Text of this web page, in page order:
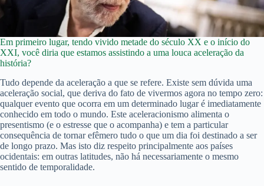
Em primeiro lugar, tendo vivido metade do século XX e o início do
XXI, você diria que estamos assistindo a uma louca aceleração da
história?
Tudo depende da aceleração a que se refere. Existe sem dúvida uma
aceleração social, que deriva do fato de vivermos agora no tempo zero:
qualquer evento que ocorra em um determinado lugar é imediatamente
conhecido em todo o mundo. Este aceleracionismo alimenta o
presentismo (e o estresse que o acompanha) e tem a particular
consequência de tornar efêmero tudo o que um dia foi destinado a ser
de longo prazo. Mas isto diz respeito principalmente aos países
ocidentais: em outras latitudes, não há necessariamente o mesmo
sentido de temporalidade.